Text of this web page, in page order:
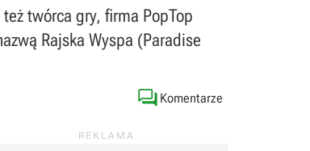
twórca gry, firma PopTop
Rajska Wyspa (Paradise
 Komentarze